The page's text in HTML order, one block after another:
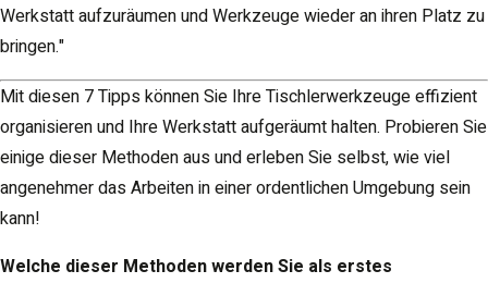
Werkstatt aufzuräumen und Werkzeuge wieder an ihren Platz zu
bringen."
Mit diesen 7 Tipps können Sie Ihre Tischlerwerkzeuge effizient
organisieren und Ihre Werkstatt aufgeräumt halten. Probieren Sie
einige dieser Methoden aus und erleben Sie selbst, wie viel
angenehmer das Arbeiten in einer ordentlichen Umgebung sein
kann!
Welche dieser Methoden werden Sie als erstes